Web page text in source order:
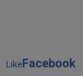
LikeFacebook